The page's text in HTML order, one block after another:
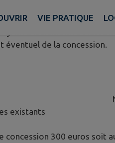
VIE PRATIQUE
pouvant y être inhumé.
éventuel de la concession.
:
existants
concession 300 euros soit